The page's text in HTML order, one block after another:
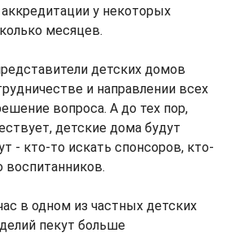
аккредитации у некоторых
месяцев.
детских домов
и направлении всех
вопроса. А до тех пор,
детские дома будут
- кто-то искать спонсоров, кто-
воспитанников.
в одном из частных детских
пекут больше